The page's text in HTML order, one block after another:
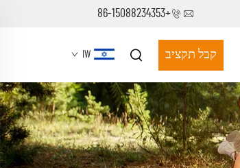
+86-15088234353
קבל תקציב IW